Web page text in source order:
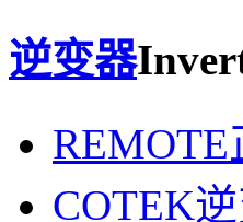
逆变器
COTEK